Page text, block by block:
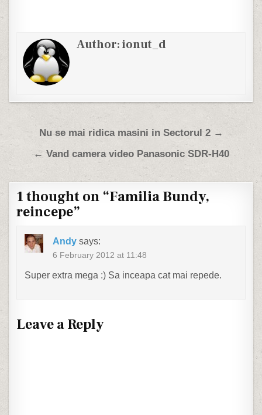
Author:ionut_d
Post navigation
Nu se mai ridica masini in Sectorul 2 →
← Vand camera video Panasonic SDR-H40
1 thought on “Familia Bundy,
reincepe”
Andy says:
6 February 2012 at 11:48
Super extra mega :) Sa inceapa cat mai repede.
Leave a Reply